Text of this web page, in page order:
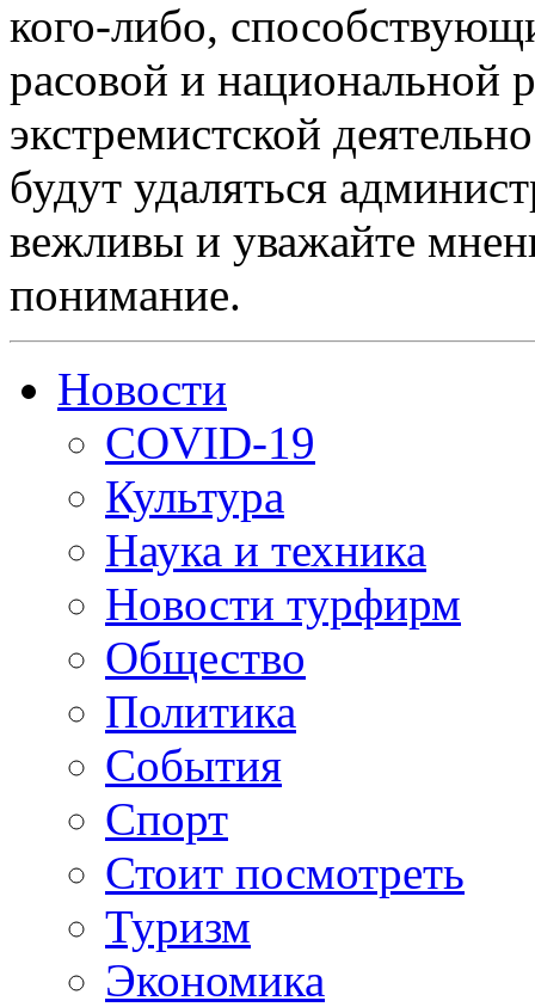
кого-либо,
расовой и национальной
экстремистской
будут удаляться
вежливы и уважайте
понимание.
Новости
COVID-19
Культура
Наука и техника
Новости турфирм
Общество
Политика
События
Спорт
Стоит посмотреть
Туризм
Экономика